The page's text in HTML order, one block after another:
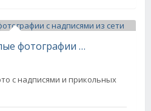
Прикольные и веселые фотографии с надписями из сети
с надписями и прикольных